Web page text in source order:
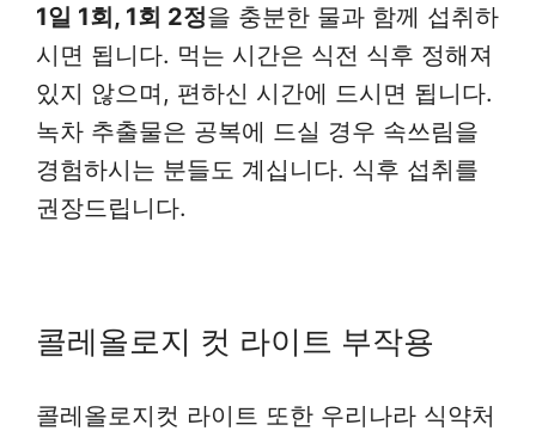
1일 1회, 1회 2정을 충분한 물과 함께 섭취하
시면 됩니다. 먹는 시간은 식전 식후 정해져
있지 않으며, 편하신 시간에 드시면 됩니다.
녹차 추출물은 공복에 드실 경우 속쓰림을
경험하시는 분들도 계십니다. 식후 섭취를
권장드립니다.
콜레올로지 컷 라이트 부작용
콜레올로지컷 라이트 또한 우리나라 식약처